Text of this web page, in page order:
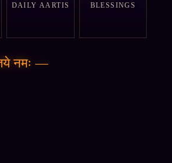
DAILY AARTIS BLESSINGS
नमः —